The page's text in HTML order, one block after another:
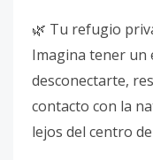
🌿 Tu refugio
Imagina tener un
desconectarte,
contacto con la
lejos del centro